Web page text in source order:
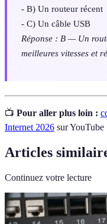
- B) Un routeur récent
- C) Un câble USB
Réponse : B — Un
meilleures vitesses et
📺 Pour aller plus loin :
Internet 2026 sur YouTube
Articles
Continuez votre lecture